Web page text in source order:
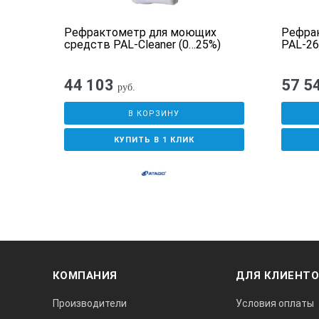
мальтоза
Рефрактометр для моющих
средств PAL-Cleaner (0…25%)
44 103 руб.
В КОРЗИНУ
КУПИТЬ В 1 КЛИК
PAL-
57
КОМПАНИЯ
Производители
ДЛЯ
Условия оплаты